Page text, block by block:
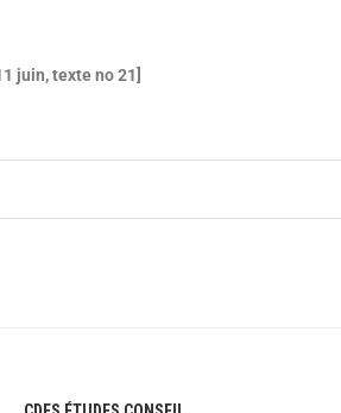
juin, texte no 21]